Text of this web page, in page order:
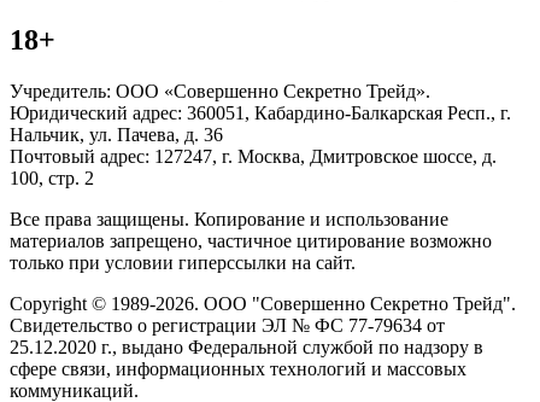
18+
Учредитель: ООО «Совершенно Секретно Трейд».
Юридический адрес: 360051, Кабардино-Балкарская Респ., г.
Нальчик, ул. Пачева, д. 36
Почтовый адрес: 127247, г. Москва, Дмитровское шоссе, д.
100, стр. 2
Все права защищены. Копирование и использование
материалов запрещено, частичное цитирование возможно
только при условии гиперссылки на сайт.
Copyright © 1989-2026. ООО "Совершенно Секретно Трейд".
Свидетельство о регистрации ЭЛ № ФС 77-79634 от
25.12.2020 г., выдано Федеральной службой по надзору в
сфере связи, информационных технологий и массовых
коммуникаций.